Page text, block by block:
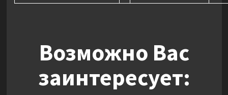
Возможно Вас
заинтересует: